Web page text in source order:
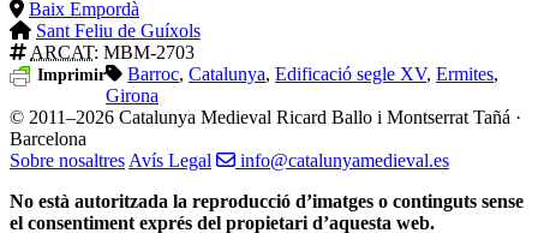
Baix Empordà
Sant Feliu de Guíxols
ARCAT: MBM-2703
Imprimir Barroc, Catalunya, Edificació segle XV, Ermites,
Girona
© 2011–2026 Catalunya Medieval Ricard Ballo i Montserrat Tañá ·
Barcelona
Sobre nosaltres Avís Legal
info@catalunyamedieval.es
No està autoritzada la reproducció d’imatges o continguts sense
el consentiment exprés del propietari d’aquesta web.